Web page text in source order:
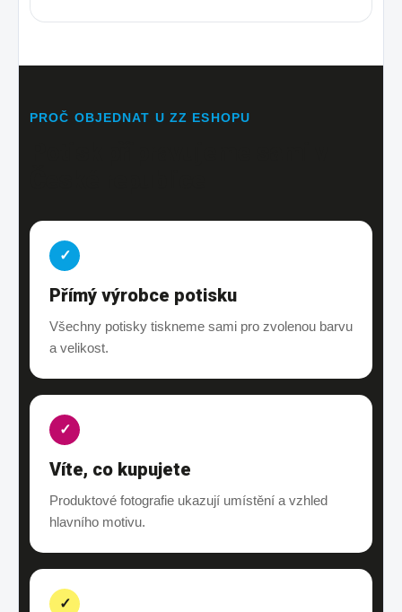
PROČ OBJEDNAT U ZZ ESHOPU
✓
Přímý výrobce potisku
Všechny potisky tiskneme sami pro zvolenou barvu
a velikost.
✓
Víte, co kupujete
Produktové fotografie ukazují umístění a vzhled
hlavního motivu.
✓